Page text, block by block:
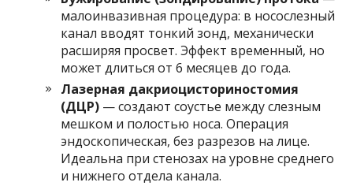
малоинвазивная процедура: в носослезный
канал вводят тонкий зонд, механически
расширяя просвет. Эффект временный, но
может длиться от 6 месяцев до года.
Лазерная дакриоцисториностомия
(ДЦР) — создают соустье между слезным
мешком и полостью носа. Операция
эндоскопическая, без разрезов на лице.
Идеальна при стенозах на уровне среднего
и нижнего отдела канала.